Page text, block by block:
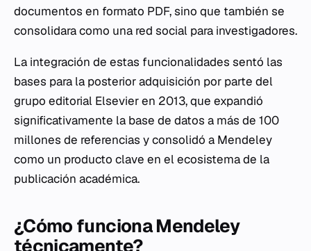
documentos en formato PDF, sino que también se
consolidara como una red social para investigadores.
La integración de estas funcionalidades sentó las
bases para la posterior adquisición por parte del
grupo editorial Elsevier en 2013, que expandió
significativamente la base de datos a más de 100
millones de referencias y consolidó a Mendeley
como un producto clave en el ecosistema de la
publicación académica.
¿Cómo funciona Mendeley
técnicamente?